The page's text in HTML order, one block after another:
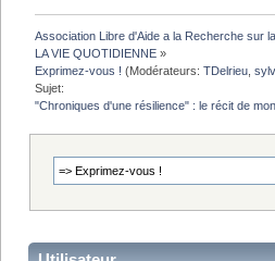
Association Libre d'Aide a la Recherche sur
LA VIE QUOTIDIENNE »
Exprimez-vous ! (Modérateurs:TDelrieu ,
Sujet:
"Chroniques d'une résilience" : le récit de